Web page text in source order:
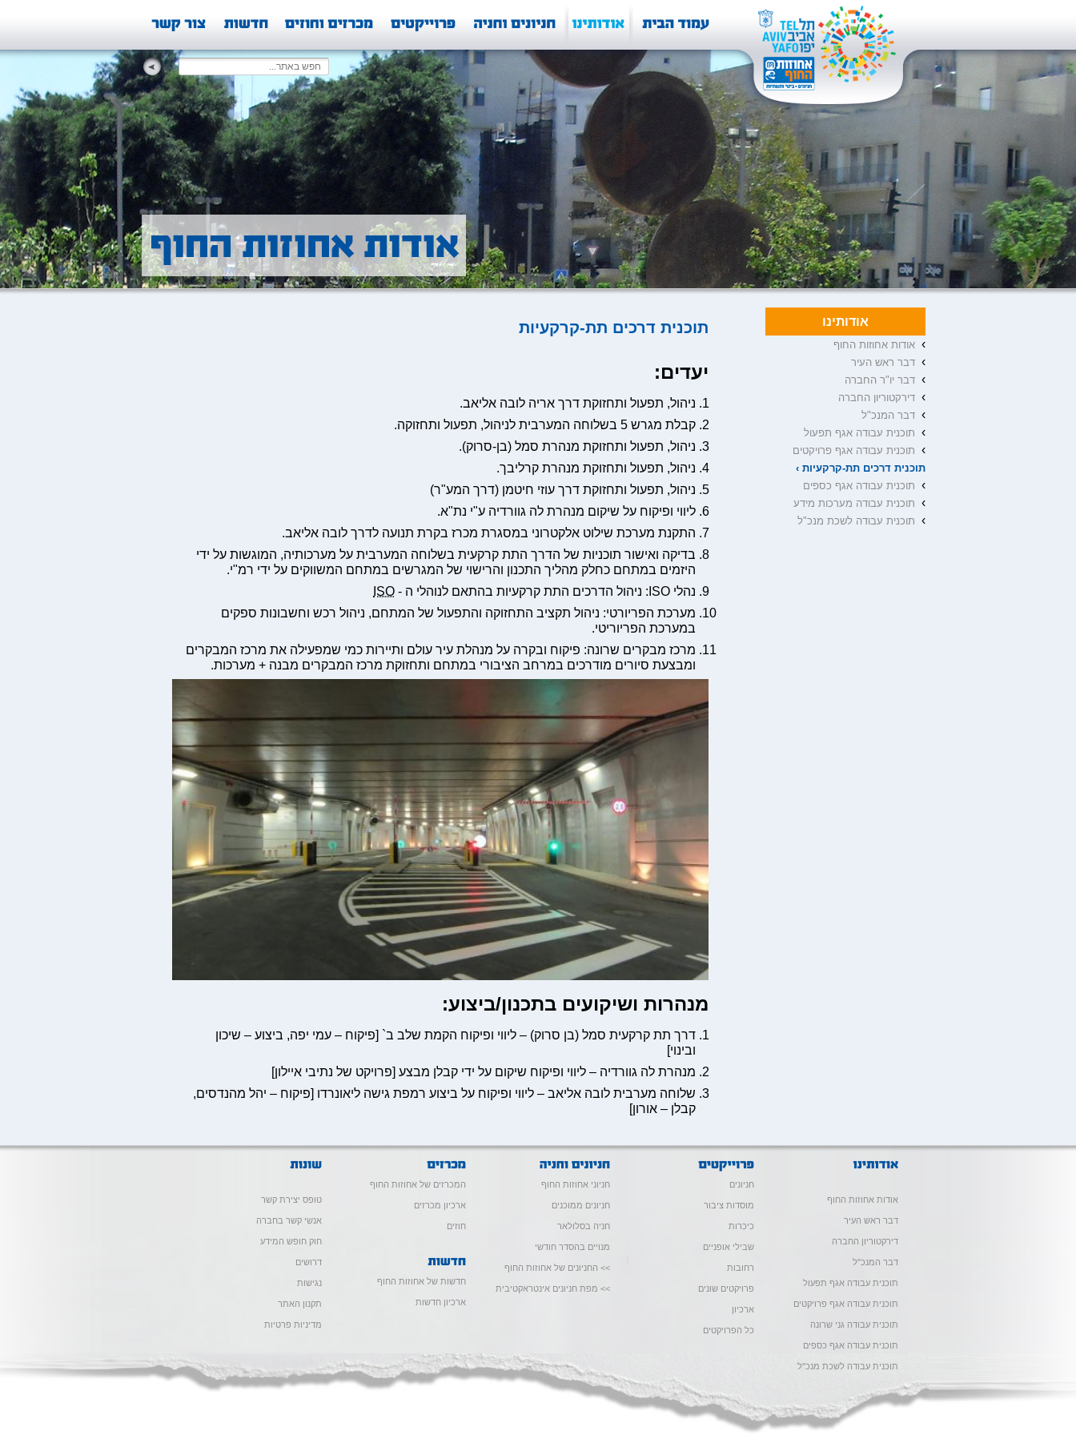
אודותינו
› אודות אחוזות החוף
› דבר ראש העיר
› דבר יו"ר החברה
› דירקטוריון החברה
› דבר המנכ"ל
› תוכנית עבודה אגף תפעול
› תוכנית עבודה אגף פרויקטים
תוכנית דרכים תת-קרקעיות ›
› תוכנית עבודה אגף כספים
› תוכנית עבודה מערכות מידע
› תוכנית עבודה לשכת מנכ"ל
תוכנית דרכים תת-קרקעיות
יעדים:
ניהול, תפעול ותחזוקת דרך אריה לובה אליאב.
קבלת מגרש 5 בשלוחה המערבית לניהול, תפעול ותחזוקה.
ניהול, תפעול ותחזוקת מנהרת סמל (בן-סרוק).
ניהול, תפעול ותחזוקת מנהרת קרליבך.
ניהול, תפעול ותחזוקת דרך עוזי חיטמן (דרך המע"ר)
ליווי ופיקוח על שיקום מנהרת לה גוורדיה ע"י נת"א.
התקנת מערכת שילוט אלקטרוני במסגרת מכרז בקרת תנועה לדרך לובה אליאב.
בדיקה ואישור תוכניות של הדרך התת קרקעית בשלוחה המערבית על מערכותיה, המוגשות על ידי
היזמים במתחם כחלק מהליך התכנון והרישוי של המגרשים במתחם המשווקים על ידי רמ"י.
נהלי ISO: ניהול הדרכים התת קרקעיות בהתאם לנוהלי ה -
ISO
מערכת הפריורטי: ניהול תקציב התחזוקה והתפעול של המתחם, ניהול רכש וחשבונות ספקים
במערכת הפריוריטי.
מרכז מבקרים שרונה: פיקוח ובקרה על מנהלת עיר עולם ותיירות כמי שמפעילה את מרכז המבקרים
ומבצעת סיורים מודרכים במרחב הציבורי במתחם ותחזוקת מרכז המבקרים מבנה + מערכות.
מנהרות ושיקועים בתכנון/ביצוע:
דרך תת קרקעית סמל (בן סרוק) – ליווי ופיקוח הקמת שלב ב` [פיקוח – עמי יפה, ביצוע – שיכון
ובינוי]
מנהרת לה גוורדיה – ליווי ופיקוח שיקום על ידי קבלן מבצע [פרויקט של נתיבי איילון]
שלוחה מערבית לובה אליאב – ליווי ופיקוח על ביצוע רמפת גישה ליאונרדו [פיקוח – יהל מהנדסים,
קבלן – אורון]
אודות אחוזות החוף
דבר ראש העיר
דירקטוריון החברה
דבר המנכ"ל
תוכנית עבודה אגף תפעול
תוכנית עבודה אגף פרויקטים
תוכנית עבודה גני שרונה
תוכנית עבודה אגף כספים
תוכנית עבודה לשכת מנכ"ל
חניונים
מוסדות ציבור
כיכרות
שבילי אופניים
רחובות
פרויקטים שונים
ארכיון
כל הפרויקטים
חניוני אחוזות החוף
חניונים ממוכנים
חניה בסלולאר
מנויים בהסדר חודשי
>> החניונים של אחוזות החוף
>> מפת חניונים אינטראקטיבית
המכרזים של אחוזות החוף
ארכיון מכרזים
חוזים
חדשות של אחוזות החוף
ארכיון חדשות
טופס יצירת קשר
אנשי קשר בחברה
חוק חופש המידע
דרושים
נגישות
תקנון האתר
מדיניות פרטיות